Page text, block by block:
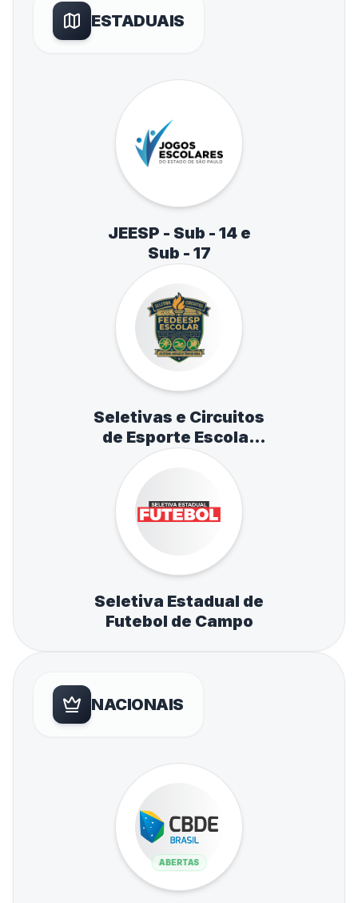
ESTADUAIS
JEESP - Sub - 14 e
Sub - 17
Seletivas e Circuitos
de Esporte Escolar
de Atletismo,
Natação e Tênis de
Mesa
Seletiva Estadual de
Futebol de Campo
NACIONAIS
ABERTAS